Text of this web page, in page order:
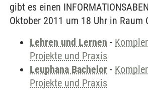
gibt es einen
Oktober 2011 um 18 Uhr in Raum
Lehren und Lernen -
Projekte und Praxis
Leuphana Bachelor -
Projekte und Praxis